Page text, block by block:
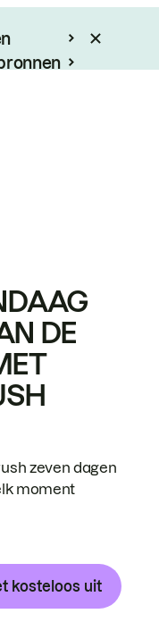
DE
zeven dagen
moment
kosteloos uit